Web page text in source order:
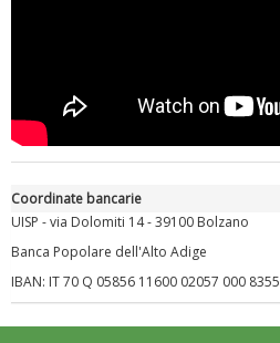
Coordinate bancarie
UISP - via Dolomiti 14 - 39100 Bolzano
Banca Popolare dell'Alto Adige
IBAN: IT 70 Q 05856 11600 02057 000 8355